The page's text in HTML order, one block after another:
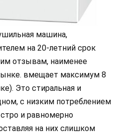
машина,
на 20-летний срок
отзывам, наименее
вмещает максимум 8
Это стиральная и
с низким потреблением
и равномерно
на них слишком